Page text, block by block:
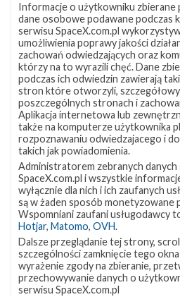
Z NASZEGO TWITTERA
OSTATNIO POPULARNE
NAJPOPULARNIEJSZE TEMATY
Falcon 9 1046 Starlink 561
OCISLY 337 LC-39A 292
NASA Lądowanie
ASOG Dragon 2 145
Starship 107 Landing Zone 1
Informacje o użytkowniku zbierane
dane osobowe podawane podczas
serwisu SpaceX.com.pl
umożliwienia poprawy jakości
zachowań odwiedzających oraz
którzy na to wyrazili chęć. Dane
podczas ich odwiedzin zawierają
stron które otworzyli, szczegółowy
poszczególnych stronach i
Aplikacja internetowa lub
także na komputerze użytkownika
rozpoznawaniu odwiedzajacego i
takich jak powiadomienia.
Administratorem zebranych
SpaceX.com.pl i wszystkie
wyłącznie dla nich i ich zaufanych
są w żaden sposób
Wspomniani zaufani usługodawcy
Hotjar, Matomo, OVH.
Dalsze przeglądanie tej strony,
szczególności zamknięcie tego
wyrażenie zgody na zbieranie,
przechowywanie danych o
serwisu SpaceX.com.pl